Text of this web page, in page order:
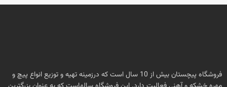
خدمات آنلاین و پشتیبانی : امکان ثبت سفارش به‌صورت اینترنتی و دریافت
مشاورهٔ تلفنی یا آنلاین برای انتخاب محصولات مناسب.
فروشگاه پیچستان بیش از 10 سال است که درزمینه تهیه و توزیع انواع پیچ و